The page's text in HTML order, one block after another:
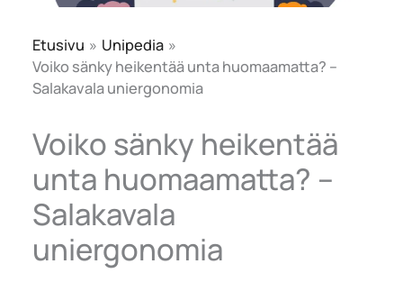
Etusivu
Unipedia
Voiko sänky heikentää unta huomaamatta? –
Salakavala uniergonomia
Voiko sänky heikentää
unta huomaamatta? –
Salakavala
uniergonomia